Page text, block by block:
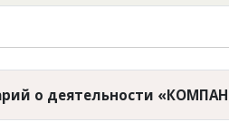
о деятельности